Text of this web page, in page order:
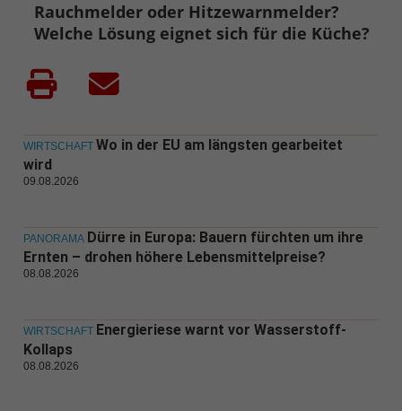
Rauchmelder oder Hitzewarnmelder?
Welche Lösung eignet sich für die Küche?
WIRTSCHAFT Wo in der EU am längsten gearbeitet
wird
09.08.2026
PANORAMA Dürre in Europa: Bauern fürchten um ihre
Ernten – drohen höhere Lebensmittelpreise?
08.08.2026
WIRTSCHAFT Energieriese warnt vor Wasserstoff-
Kollaps
08.08.2026